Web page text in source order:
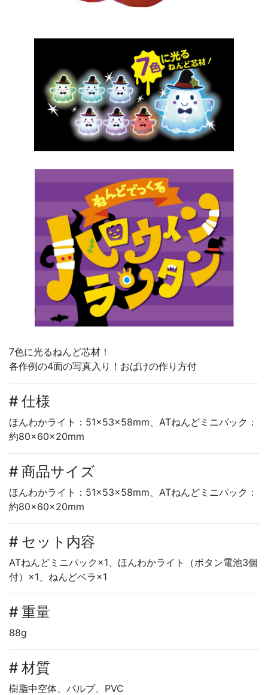
7色に光るねんど芯材！
各作例の4面の写真入り！おばけの作り方付
# 仕様
ほんわかライト：51×53×58mm、ATねんどミニパック：
約80×60×20mm
# 商品サイズ
ほんわかライト：51×53×58mm、ATねんどミニパック：
約80×60×20mm
# セット内容
ATねんどミニパック×1、ほんわかライト（ボタン電池3個
付）×1、ねんどベラ×1
# 重量
88g
# 材質
樹脂中空体、パルプ、PVC